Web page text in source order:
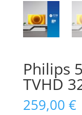
Philips
TVHD
259,00 €